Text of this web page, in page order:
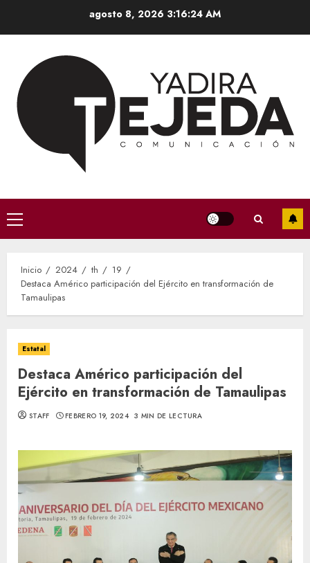
agosto 8, 2026 3:16:25 AM
Menú
principal
Inicio 2024 th
19
Destaca Américo participación del Ejército en transformación de
Tamaulipas
Estatal
Destaca Américo participación del
Ejército en transformación de Tamaulipas
STAFF FEBRERO 19, 2024 3 MIN DE LECTURA